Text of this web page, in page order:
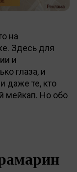
на
Здесь для
и
глаза, и
даже те, кто
мейкап. Но обо